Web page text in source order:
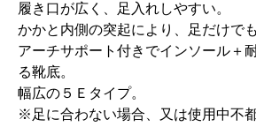
履き口が広く、足入れしやすい。
かかと内側の突起により、足だけで
アーチサポート付きでインソール＋
る靴底。
幅広の５Ｅタイプ。
※足に合わない場合、又は使用中不